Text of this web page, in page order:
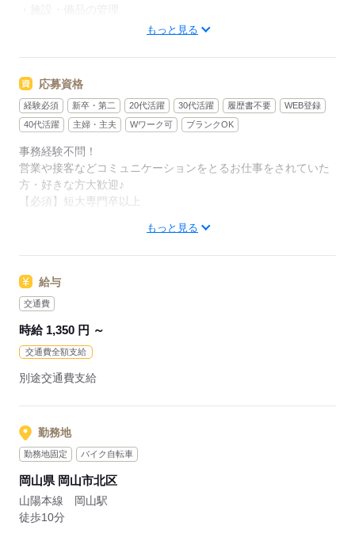
・施設・備品の管理
・社内イベントのサポート
・郵便物の対応
・福利厚生関係業務（健康診断実施など）
・来客・電話対応
もっと見る
応募資格
経験必須 新卒・第二 20代活躍 30代活躍 履歴書不要
WEB登録
40代活躍
主婦・主夫 Wワーク可 ブランクOK
事務経験不問！
営業や接客などコミュニケーションをとるお仕事をされていた
方・好きな方大歓迎♪
【必須】短大専門卒以上
て正社員で働ける絶好のチャンス！ 正社員になればボーナス
もアリ！
もっと見る
給与
交通費
時給 1,350 円 ～
交通費全額支給
別途交通費支給
勤務地
勤務地固定 バイク自転車
岡山県 岡山市北区
山陽本線 岡山駅
徒歩10分